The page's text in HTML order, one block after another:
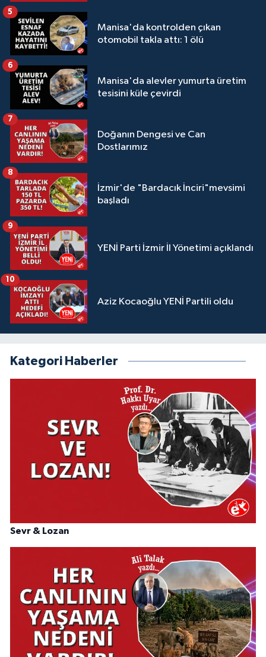
Manisa'da kontrolden çıkan
otomobil takla attı: 1 ölü
5
Manisa'da alevler yumurta üretim
tesisini küle çevirdi
6
Doğanın Dengesi ve Can
Dostlarımız
7
İzmir'de "Bardacık İnciri"mevsimi
başladı
8
YENİ Parti İzmir İl Yönetimi açıklandı
9
Aziz Kocaoğlu YENİ Partili oldu
10
Kategori Haberler
Sevr & Lozan